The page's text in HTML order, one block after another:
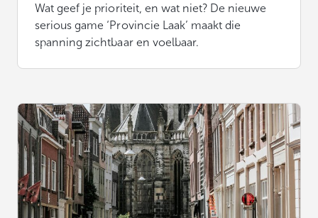
Wat geef je prioriteit, en wat niet? De nieuwe
serious game ‘Provincie Laak’ maakt die
spanning zichtbaar en voelbaar.